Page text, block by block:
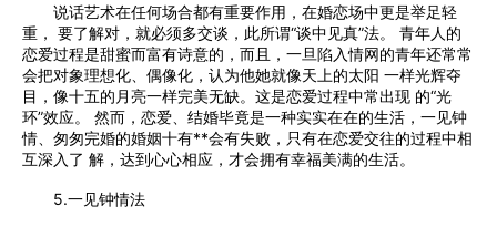
说话艺术在任何场合都有重要作用，在婚恋场中更是举足轻
重， 要了解对，就必须多交谈，此所谓“谈中见真”法。 青年人的
恋爱过程是甜蜜而富有诗意的，而且，一旦陷入情网的青年还常常
会把对象理想化、偶像化，认为他她就像天上的太阳 一样光辉夺
目，像十五的月亮一样完美无缺。这是恋爱过程中常出现 的“光
环”效应。 然而，恋爱、结婚毕竟是一种实实在在的生活，一见钟
情、匆匆完婚的婚姻十有**会有失败，只有在恋爱交往的过程中相
互深入了 解，达到心心相应，才会拥有幸福美满的生活。
5.一见钟情法